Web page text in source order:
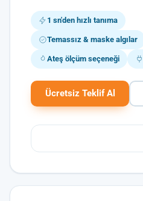
1 sn'den hızlı tanıma
Temassız & maske algılar
Ateş ölçüm seçeneği
Ücretsiz Teklif Al